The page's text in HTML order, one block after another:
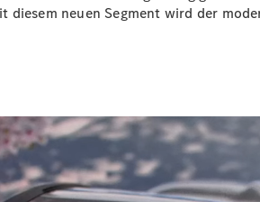
neuen Segment wird der
neuen VLE von Mercedes-Benz.